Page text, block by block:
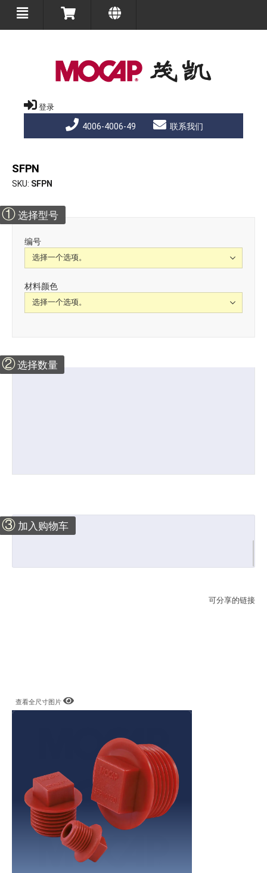
登录
4006-4006-49 联系我们
SFPN
SKU SFPN
① 选择型号
编号
材料颜色
②选择数量
③ 加入购物车
可分享的链接
查看全尺寸图片